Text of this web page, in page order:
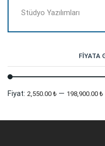
Stüdyo Yazılımları
FIYATA
Fiyat: 2,550.00 ₺ — 198,900.00 ₺